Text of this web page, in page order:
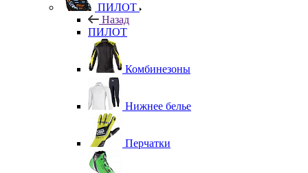
ПИЛОТ
Назад
ПИЛОТ
Комбинезоны
Нижнее белье
Перчатки